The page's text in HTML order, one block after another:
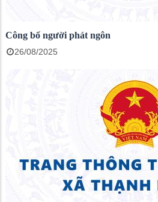
Công bố người phát ngôn
26/08/2025